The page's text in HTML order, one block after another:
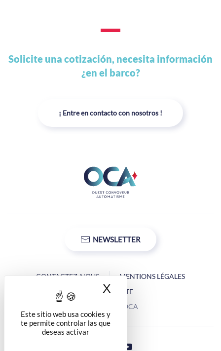
Solicite una cotización, necesita información
¿en el barco?
¡ Entre en contacto con nosotros !
NEWSLETTER
CONTACTEZ-NOUS
MENTIONS LÉGALES
PLAN DU SITE
Copyright © OCA
Este sitio web usa cookies y
te permite controlar las que
deseas activar
X Ocultar la banner